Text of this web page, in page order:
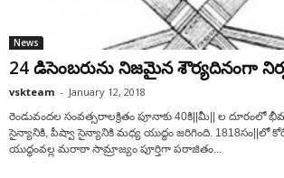
News
24 డిసెంబరును నిజమైన శౌర్యదినంగా
vskteam - January 12, 2018
రెండువందల సంవత్సరాలక్రితం పూనాకు 40కి||మీ|| ల దూరంలో
సైన్యానికి, పీష్వా సైన్యానికి మధ్య యుద్ధం జరిగింది. 1818సం||లో
యుద్ధంవల్ల మరాఠా సామ్రాజ్యం పూర్తిగా పరాజితం...